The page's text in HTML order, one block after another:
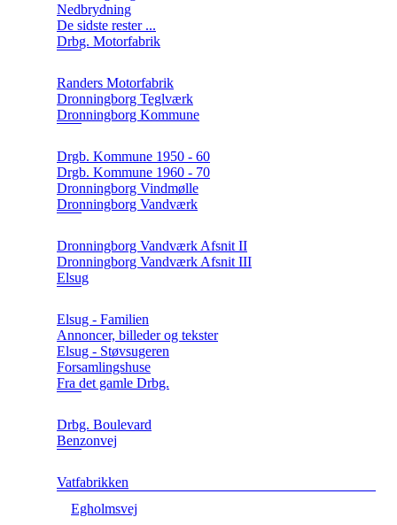
Nedbrydning
De sidste rester ...
Drbg. Motorfabrik
Randers Motorfabrik
Dronningborg Teglværk
Dronningborg Kommune
Drgb. Kommune 1950 - 60
Drgb. Kommune 1960 - 70
Dronningborg Vindmølle
Dronningborg Vandværk
Dronningborg Vandværk Afsnit II
Dronningborg Vandværk Afsnit III
Elsug
Elsug - Familien
Annoncer, billeder og tekster
Elsug - Støvsugeren
Forsamlingshuse
Fra det gamle Drbg.
Drbg. Boulevard
Benzonvej
Vatfabrikken
Egholmsvej